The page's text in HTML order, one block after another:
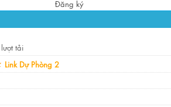
Đăng ký
lượt tải
Link Dự Phòng 2